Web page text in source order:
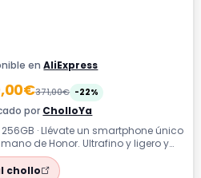
enAliExpress
371,00€ -22%
por CholloYa
256GB · Llévate un smartphone único
de Honor. Ultrafino y ligero y
cámara de 108 megapíxeles...
chollo